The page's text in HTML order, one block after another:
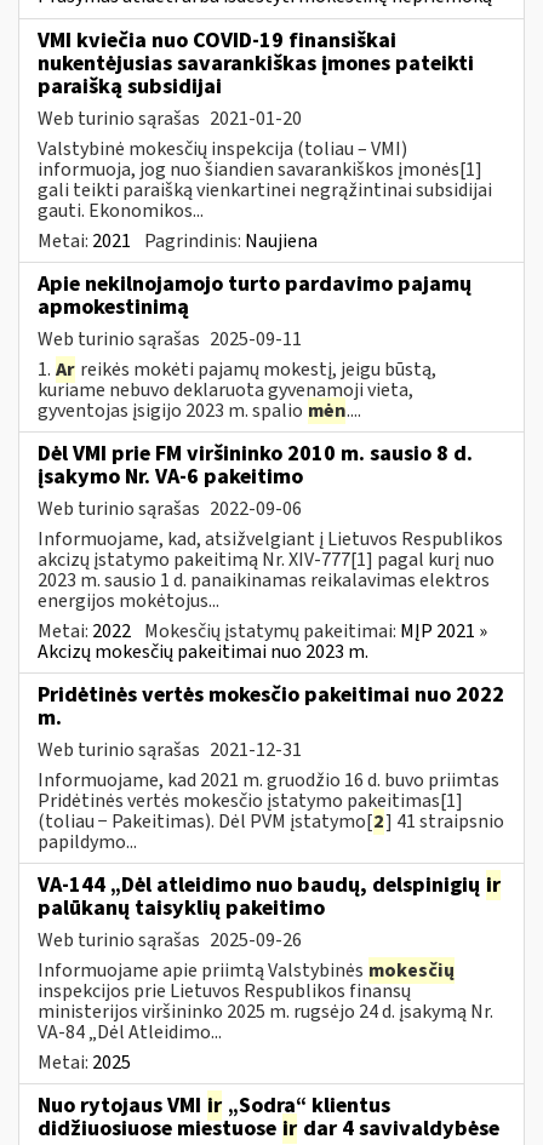
VMI kviečia nuo COVID-19 finansiškai
nukentėjusias savarankiškas įmones pateikti
paraišką subsidijai
Web turinio sąrašas 2021-01-20
Valstybinė mokesčių inspekcija (toliau – VMI)
informuoja, jog nuo šiandien savarankiškos įmonės[1]
gali teikti paraišką vienkartinei negrąžintinai subsidijai
gauti. Ekonomikos...
Metai: 2021 Pagrindinis: Naujiena
Apie nekilnojamojo turto pardavimo pajamų
apmokestinimą
Web turinio sąrašas 2025-09-11
1. Ar reikės mokėti pajamų mokestį, jeigu būstą,
kuriame nebuvo deklaruota gyvenamoji vieta,
gyventojas įsigijo 2023 m. spalio mėn....
Dėl VMI prie FM viršininko 2010 m. sausio 8 d.
įsakymo Nr. VA-6 pakeitimo
Web turinio sąrašas 2022-09-06
Informuojame, kad, atsižvelgiant į Lietuvos Respublikos
akcizų įstatymo pakeitimą Nr. XIV-777[1] pagal kurį nuo
2023 m. sausio 1 d. panaikinamas reikalavimas elektros
energijos mokėtojus...
Metai: 2022 Mokesčių įstatymų pakeitimai: MĮP 2021 »
Akcizų mokesčių pakeitimai nuo 2023 m.
Pridėtinės vertės mokesčio pakeitimai nuo 2022
m.
Web turinio sąrašas 2021-12-31
Informuojame, kad 2021 m. gruodžio 16 d. buvo priimtas
Pridėtinės vertės mokesčio įstatymo pakeitimas[1]
(toliau − Pakeitimas). Dėl PVM įstatymo[2] 41 straipsnio
papildymo...
VA-144 „Dėl atleidimo nuo baudų, delspinigių ir
palūkanų taisyklių pakeitimo
Web turinio sąrašas 2025-09-26
Informuojame apie priimtą Valstybinės mokesčių
inspekcijos prie Lietuvos Respublikos finansų
ministerijos viršininko 2025 m. rugsėjo 24 d. įsakymą Nr.
VA-84 „Dėl Atleidimo...
Metai: 2025
Nuo rytojaus VMI ir „Sodra“ klientus
didžiuosiuose miestuose ir dar 4 savivaldybėse